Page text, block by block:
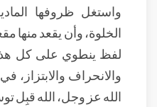
واستغل ظروفها
الخلوة، وأن يقعد منها
لفظ ينطوي على كل
والانحراف والابتزاز،
الله عز وجل، الله قبِل